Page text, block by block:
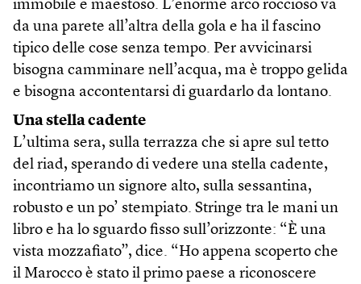
immobile e maestoso. L’enorme arco roccioso va
da una parete all’altra della gola e ha il fascino
tipico delle cose senza tempo. Per avvicinarsi
bisogna camminare nell’acqua, ma è troppo gelida
e bisogna accontentarsi di guardarlo da lontano.
Una stella cadente
L’ultima sera, sulla terrazza che si apre sul tetto
del riad, sperando di vedere una stella cadente,
incontriamo un signore alto, sulla sessantina,
robusto e un po’ stempiato. Stringe tra le mani un
libro e ha lo sguardo fisso sull’orizzonte: “È una
vista mozzafiato”, dice. “Ho appena scoperto che
il Marocco è stato il primo paese a riconoscere